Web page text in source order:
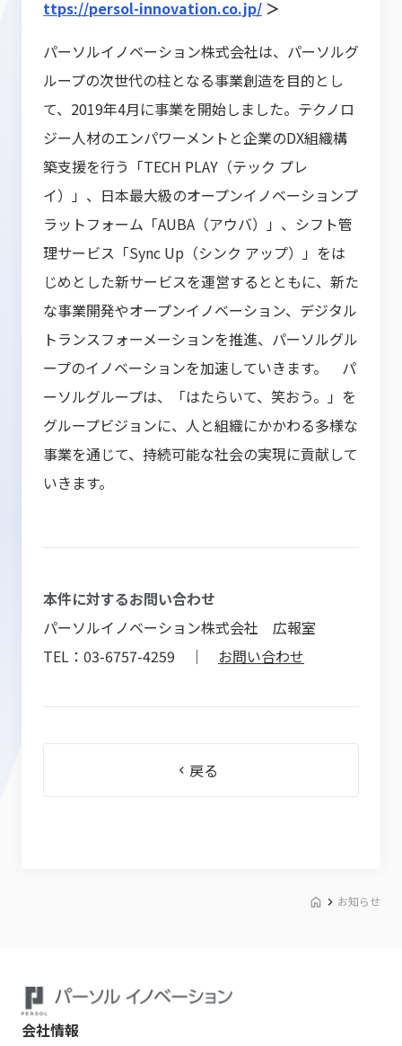
ttps://persol-innovation.co.jp/ ＞
パーソルイノベーション株式会社は、パーソルグ
ループの次世代の柱となる事業創造を目的とし
て、2019年4月に事業を開始しました。テクノロ
ジー人材のエンパワーメントと企業のDX組織構
築支援を行う「TECH PLAY（テック プレ
イ）」、日本最大級のオープンイノベーションプ
ラットフォーム「AUBA（アウバ）」、シフト管
理サービス「Sync Up（シンク アップ）」をは
じめとした新サービスを運営するとともに、新た
な事業開発やオープンイノベーション、デジタル
トランスフォーメーションを推進、パーソルグル
ープのイノベーションを加速していきます。 パ
ーソルグループは、「はたらいて、笑おう。」を
グループビジョンに、人と組織にかかわる多様な
事業を通じて、持続可能な社会の実現に貢献して
いきます。
本件に対するお問い合わせ
パーソルイノベーション株式会社 広報室
TEL：03-6757-4259 ｜ お問い合わせ
戻る
お知らせ
会社情報